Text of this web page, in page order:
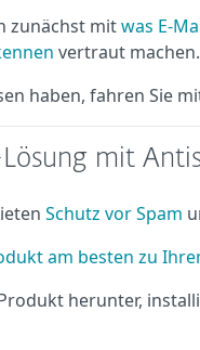
zunächst mitwas E-
vertraut machen.
haben, fahren Sie
Lösung mit
Schutz vor Spam
am besten zu
herunter,